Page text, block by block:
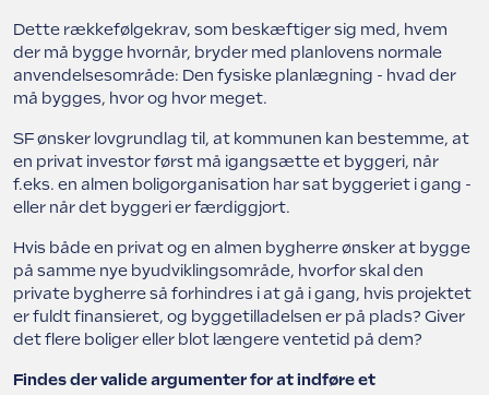
Dette rækkefølgekrav, som beskæftiger sig med, hvem
der må bygge hvornår, bryder med planlovens normale
anvendelsesområde: Den fysiske planlægning - hvad der
må bygges, hvor og hvor meget.
SF ønsker lovgrundlag til, at kommunen kan bestemme, at
en privat investor først må igangsætte et byggeri, når
f.eks. en almen boligorganisation har sat byggeriet i gang -
eller når det byggeri er færdiggjort.
Hvis både en privat og en almen bygherre ønsker at bygge
på samme nye byudviklingsområde, hvorfor skal den
private bygherre så forhindres i at gå i gang, hvis projektet
er fuldt finansieret, og byggetilladelsen er på plads? Giver
det flere boliger eller blot længere ventetid på dem?
Findes der valide argumenter for at indføre et